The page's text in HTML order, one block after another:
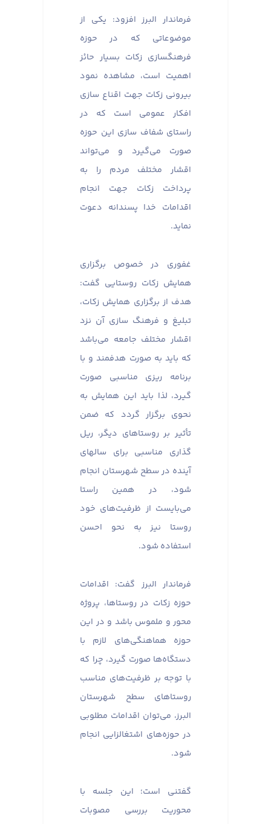
فرماندار البرز افزود: یکی از
موضوعاتی که در حوزه
فرهنگسازی زکات بسیار حائز
اهمیت است، مشاهده نمود
بیرونی زکات جهت اقناع سازی
افکار عمومی است که در
راستای شفاف سازی این حوزه
صورت می‌گیرد و می‌تواند
اقشار مختلف مردم را به
پرداخت زکات جهت انجام
اقدامات خدا پسندانه دعوت
نماید.
غفوری در خصوص برگزاری
همایش زکات روستایی گفت:
هدف از برگزاری همایش زکات،
تبلیغ و فرهنگ سازی آن نزد
اقشار مختلف جامعه می‌باشد
که باید به صورت هدفمند و با
برنامه ریزی مناسبی صورت
گیرد، لذا باید این همایش به
نحوی برگزار گردد که ضمن
تأثیر بر روستاهای دیگر، ریل
گذاری مناسبی برای سالهای
آینده در سطح شهرستان انجام
شود، در همین راستا
می‌بایست از ظرفیت‌های خود
روستا نیز به نحو احسن
استفاده شود.
فرماندار البرز گفت: اقدامات
حوزه زکات در روستاها، پروژه
محور و ملموس باشد و در این
حوزه هماهنگی‌های لازم با
دستگاه‌ها صورت گیرد، چرا که
با توجه بر ظرفیت‌های مناسب
روستاهای سطح شهرستان
البرز، می‌توان اقدامات مطلوبی
در حوزه‌های اشتغالزایی انجام
شود.
گفتنی است؛ این جلسه با
محوریت بررسی مصوبات